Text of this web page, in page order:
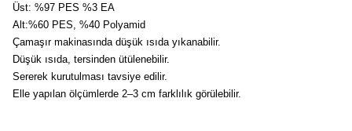
Üst: %97 PES %3 EA
Alt:%60 PES, %40 Polyamid
Çamaşır makinasında düşük ısıda yıkanabilir.
Düşük ısıda, tersinden ütülenebilir.
Sererek kurutulması tavsiye edilir.
Elle yapılan ölçümlerde 2–3 cm farklılık görülebilir.